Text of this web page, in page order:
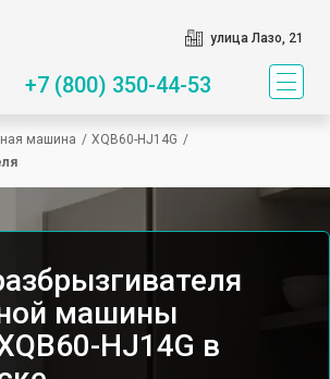
улица Лазо, 21
+7 (800) 350-44-53
машина / XQB60-HJ14G /
машины
HJ14G в